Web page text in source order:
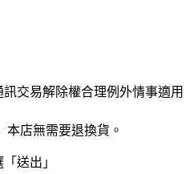
交易解除權合理例外情事適用
本店無需要退換貨。
送出」